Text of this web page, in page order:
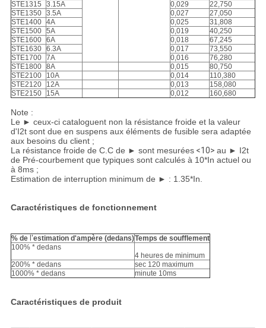
STE1315
3.15A 0,029
22,750
STE1350 3.5A 0,027
27,050
STE1400 4A 0,025
31,808
STE1500 5A 0,019
40,250
STE1600 6A 0,018
67,245
STE1630 6.3A 0,017
73,550
STE1700 7A 0,016
76,280
STE1800 8A 0,015
80,750
STE2100
10A 0,014
110,380
STE2120
12A 0,013
158,080
STE2150
15A 0,012 160,680
Note :
Le ► ceux-ci cataloguent non la résistance froide et la valeur
d'I2t sont due en suspens aux éléments de fusible sera adaptée
aux besoins du client ;
La résistance froide de C.C de ► sont mesurées<10> au ► I2t
de Pré-courbement que typiques sont calculés à 10*In actuel ou
à 8ms ;
Estimation de interruption minimum de ► : 1.35*In.
Caractéristiques de fonctionnement
% del'estimation d'ampère (dedans)Temps de soufflement
100% * dedans
4 heures de minimum
200% * dedans
sec 120 maximum
1000% * dedans
minute 10ms
Caractéristiques de produit